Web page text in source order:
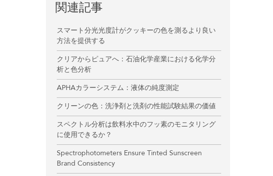
関連記事
スマート分光光度計がクッキーの色を測るより良い
方法を提供する
クリアからピュアへ：石油化学産業における化学分
析と色分析
APHAカラーシステム：液体の純度測定
クリーンの色：洗浄剤と洗剤の性能試験結果の価値
スペクトル分析は飲料水中のフッ素のモニタリング
に使用できるか？
Spectrophotometers Ensure Tinted Sunscreen
Brand Consistency